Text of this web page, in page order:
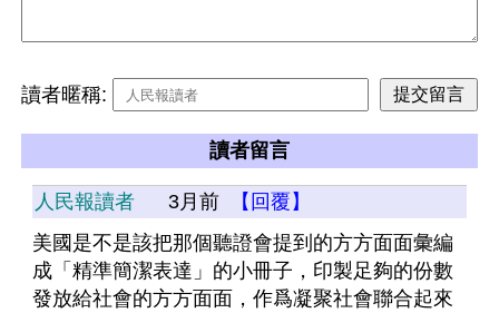
讀者暱稱:
讀者留言
人民報讀者 3月前
【回覆】
美國是不是該把那個聽證會提到的方方面面彙編
成「精準簡潔表達」的小冊子，印製足夠的份數
發放給社會的方方面面，作爲凝聚社會聯合起來